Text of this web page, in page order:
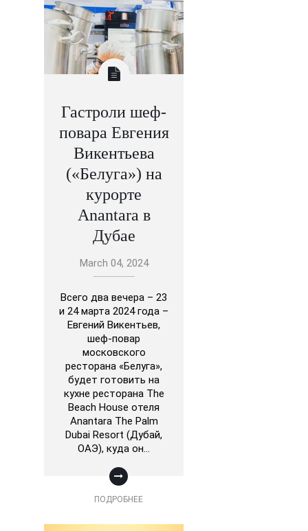
Гастроли шеф-
повара Евгения
Викентьева
(«Белуга») на
курорте
Anantara в
Дубае
March 04, 2024
Всего два вечера – 23
и 24 марта 2024 года –
Евгений Викентьев,
шеф-повар
московского
ресторана «Белуга»,
будет готовить на
кухне ресторана The
Beach House отеля
Anantara The Palm
Dubai Resort (Дубай,
ОАЭ), куда он…
ПОДРОБНЕЕ